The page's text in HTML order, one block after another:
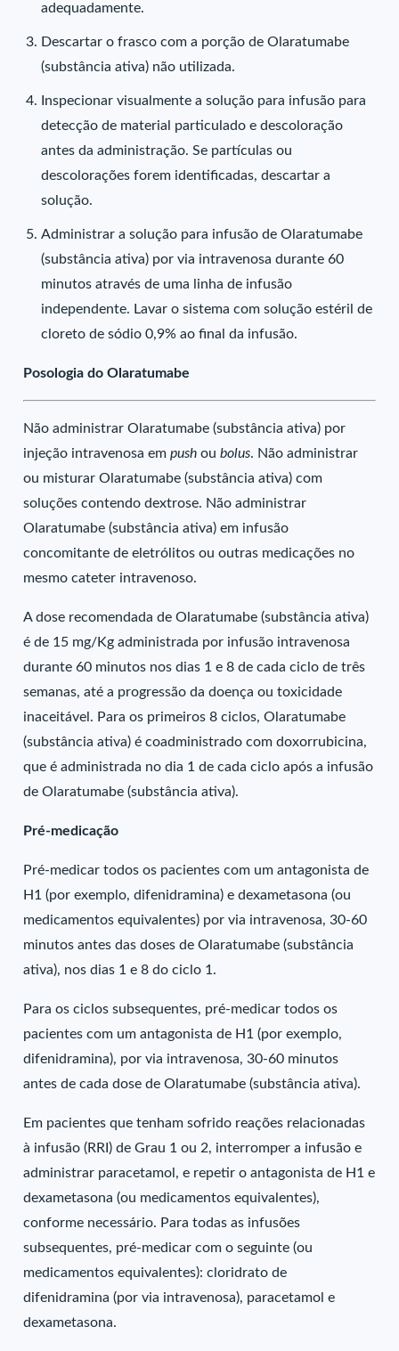
adequadamente.
Descartar o frasco com a porção de Olaratumabe
(substância ativa) não utilizada.
Inspecionar visualmente a solução para infusão para
detecção de material particulado e descoloração
antes da administração. Se partículas ou
descolorações forem identificadas, descartar a
solução.
Administrar a solução para infusão de Olaratumabe
(substância ativa) por via intravenosa durante 60
minutos através de uma linha de infusão
independente. Lavar o sistema com solução estéril de
cloreto de sódio 0,9% ao final da infusão.
Posologia do Olaratumabe
Não administrar Olaratumabe (substância ativa) por
injeção intravenosa empushoubolus. Não administrar
ou misturar Olaratumabe (substância ativa) com
soluções contendo dextrose. Não administrar
Olaratumabe (substância ativa) em infusão
concomitante de eletrólitos ou outras medicações no
mesmo cateter intravenoso.
A dose recomendada de Olaratumabe (substância ativa)
é de 15 mg/Kg administrada por infusão intravenosa
durante 60 minutos nos dias 1 e 8 de cada ciclo de três
semanas, até a progressão da doença ou toxicidade
inaceitável. Para os primeiros 8 ciclos, Olaratumabe
(substância ativa) é coadministrado com doxorrubicina,
que é administrada no dia 1 de cada ciclo após a infusão
de Olaratumabe (substância ativa).
Pré-medicação
Pré-medicar todos os pacientes com um antagonista de
H1 (por exemplo, difenidramina) e dexametasona (ou
medicamentos equivalentes) por via intravenosa, 30-60
minutos antes das doses de Olaratumabe (substância
ativa), nos dias 1 e 8 do ciclo 1.
Para os ciclos subsequentes, pré-medicar todos os
pacientes com um antagonista de H1 (por exemplo,
difenidramina), por via intravenosa, 30-60 minutos
antes de cada dose de Olaratumabe (substância ativa).
Em pacientes que tenham sofrido reações relacionadas
à infusão (RRI) de Grau 1 ou 2, interromper a infusão e
administrar paracetamol, e repetir o antagonista de H1 e
dexametasona (ou medicamentos equivalentes),
conforme necessário. Para todas as infusões
subsequentes, pré-medicar com o seguinte (ou
medicamentos equivalentes): cloridrato de
difenidramina (por via intravenosa), paracetamol e
dexametasona.